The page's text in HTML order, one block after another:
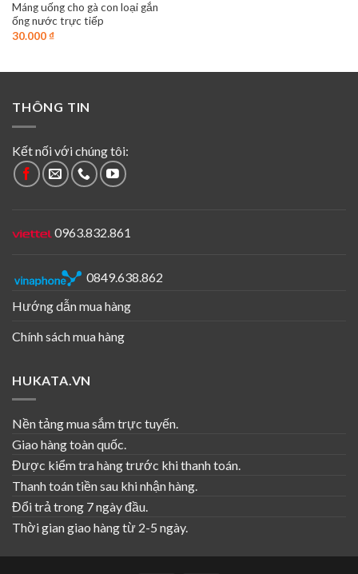
Máng uống cho gà con loại gắn
ống nước trực tiếp
30.000₫
THÔNG TIN
Kết nối với chúng tôi:
0963.832.861
0849.638.862
Hướng dẫn mua hàng
Chính sách mua hàng
HUKATA.VN
Nền tảng mua sắm trực tuyến.
Giao hàng toàn quốc.
Được kiểm tra hàng trước khi thanh toán.
Thanh toán tiền sau khi nhận hàng.
Đổi trả trong 7 ngày đầu.
Thời gian giao hàng từ 2-5 ngày.